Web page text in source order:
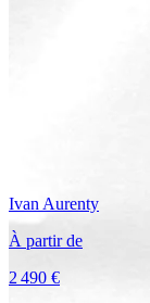
Ivan Aurenty
À partir de
2 490 €